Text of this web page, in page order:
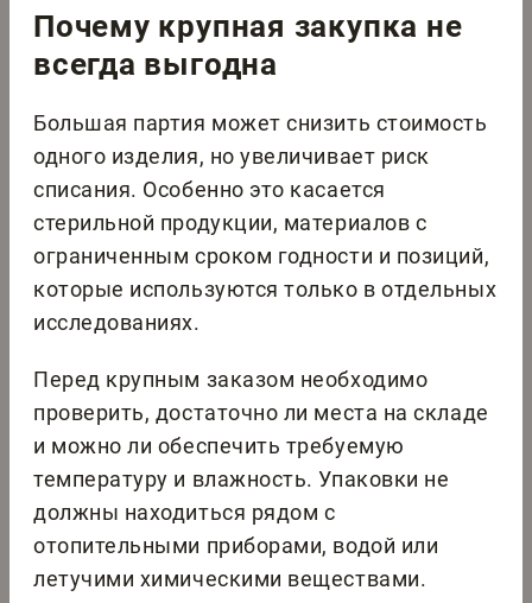
Почему крупная закупка не
всегда выгодна
Большая партия может снизить стоимость
одного изделия, но увеличивает риск
списания. Особенно это касается
стерильной продукции, материалов с
ограниченным сроком годности и позиций,
которые используются только в отдельных
исследованиях.
Перед крупным заказом необходимо
проверить, достаточно ли места на складе
и можно ли обеспечить требуемую
температуру и влажность. Упаковки не
должны находиться рядом с
отопительными приборами, водой или
летучими химическими веществами.